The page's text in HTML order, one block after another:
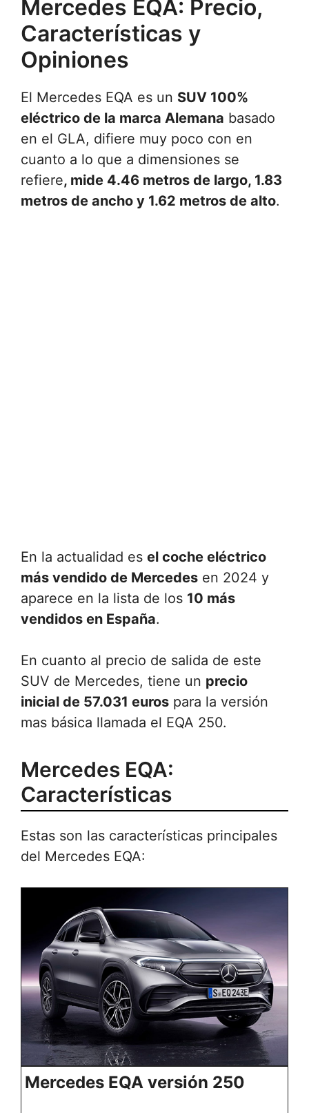
Mercedes EQA: Precio,
Características y
Opiniones
El Mercedes EQA es un SUV 100%
eléctrico de la marca Alemana basado
en el GLA, difiere muy poco con en
cuanto a lo que a dimensiones se
refiere, mide 4.46 metros de largo, 1.83
metros de ancho y 1.62 metros de alto.
En la actualidad es el coche eléctrico
más vendido de Mercedes en 2024 y
aparece en la lista de los 10 más
vendidos en España.
En cuanto al precio de salida de este
SUV de Mercedes, tiene un precio
inicial de 57.031 euros para la versión
mas básica llamada el EQA 250.
Mercedes EQA:
Características
Estas son las características principales
del Mercedes EQA:
Mercedes EQA versión 250